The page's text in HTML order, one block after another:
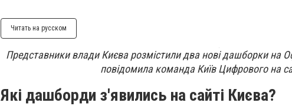
Читать на русском
Представники влади Києва розмістили два нові дашборки на
повідомила команда Київ Цифрового на
Які дашборди з'явились на сайті Києва?